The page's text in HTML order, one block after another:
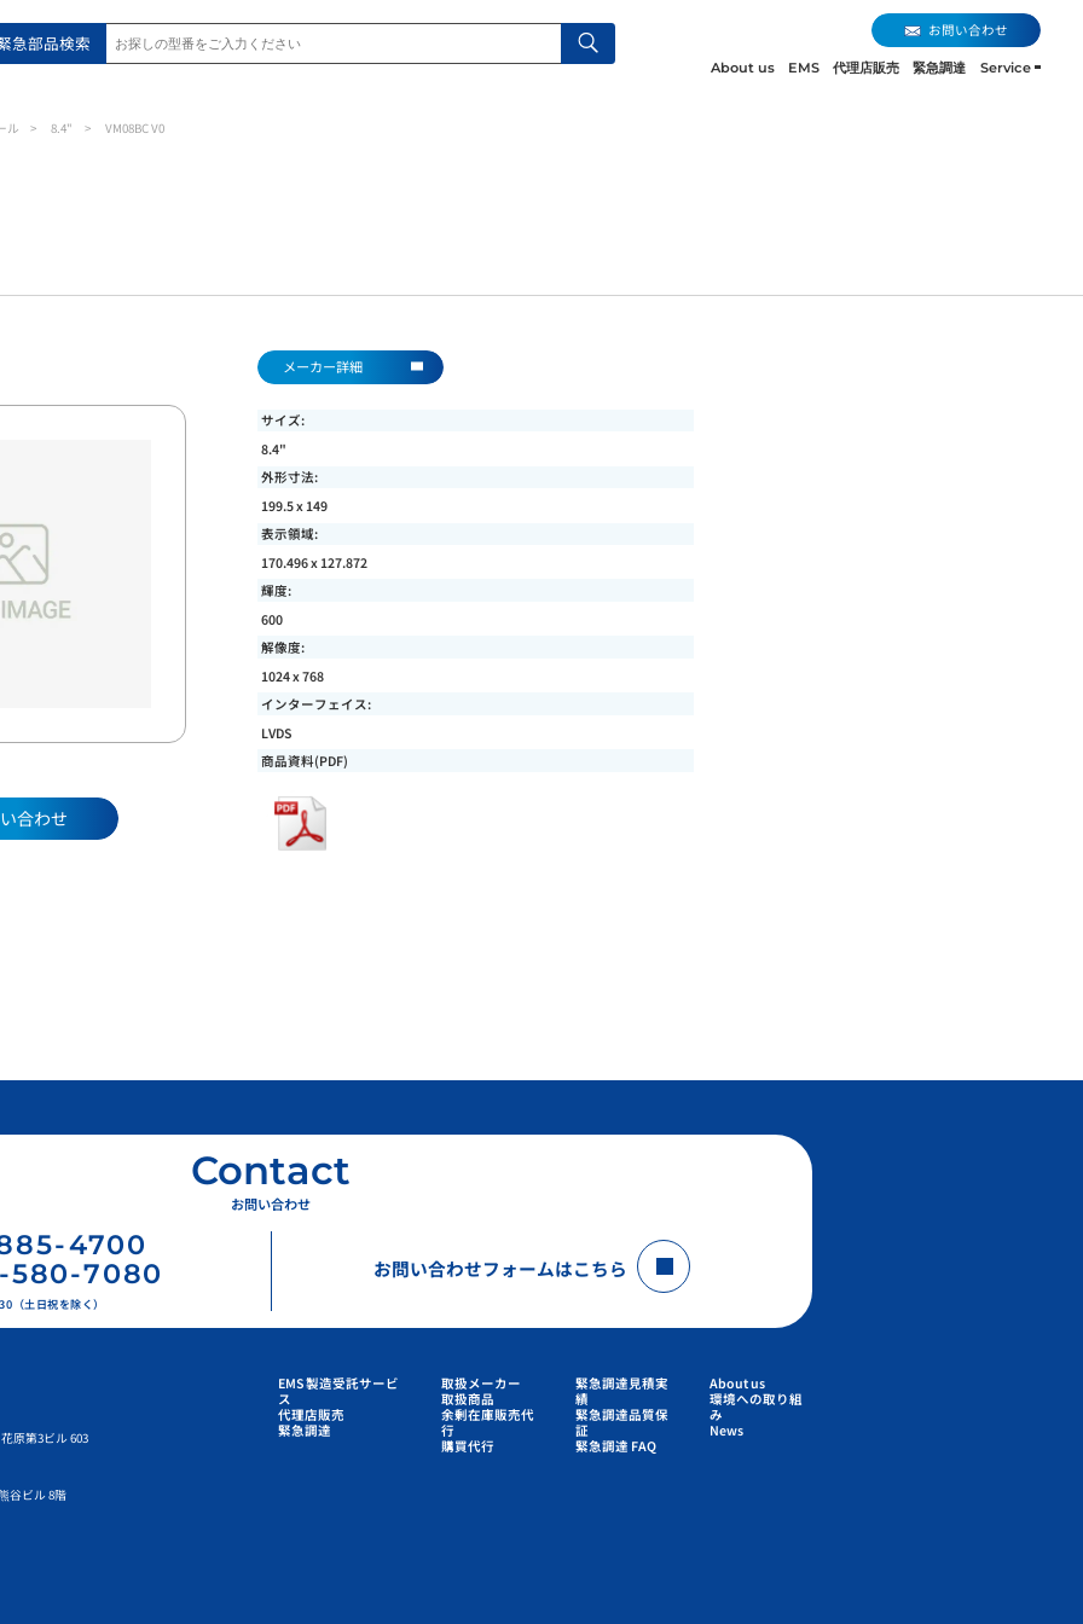
急部品検索
お問い合わせ
About us EMS 代理店販売 緊急調達 Service
ル 8.4" VM08BC V0
合わせ
メーカー詳細
サイズ:
8.4"
外形寸法:
199.5 x 149
表示領域:
170.496 x 127.872
輝度:
600
解像度:
1024 x 768
インターフェイス:
LVDS
商品資料(PDF)
Contact
お問い合わせ
-4700
580-7080
（土日祝を除く）
お問い合わせフォームはこちら
原第3ビル 603
谷ビル 8階
EMS 製造受託サービ
ス
代理店販売
緊急調達
取扱メーカー
取扱商品
余剰在庫販売代
行
購買代行
緊急調達見積実
績
緊急調達品質保
証
緊急調達 FAQ
About us
環境への取り組
み
News